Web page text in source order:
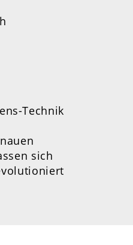
Technik
sich